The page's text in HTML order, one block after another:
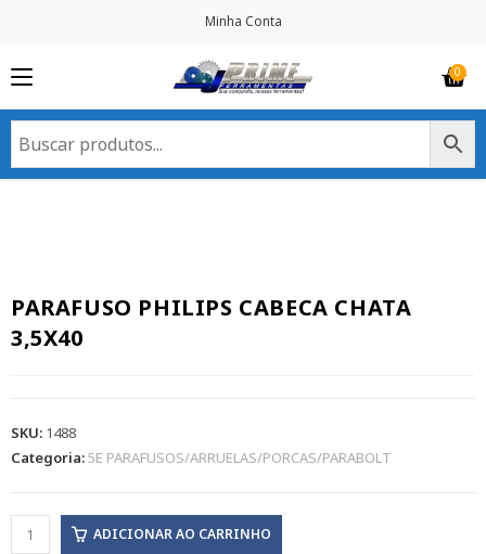
Minha Conta
PARAFUSO PHILIPS CABECA CHATA
3,5X40
SKU: 1488
Categoria:5E PARAFUSOS/ARRUELAS/PORCAS/PARABOLT
ADICIONAR AO CARRINHO